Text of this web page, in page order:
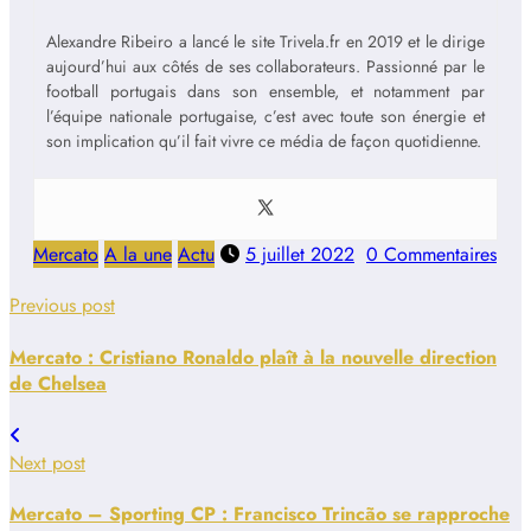
Alexandre Ribeiro a lancé le site Trivela.fr en 2019 et le dirige
aujourd’hui aux côtés de ses collaborateurs. Passionné par le
football portugais dans son ensemble, et notamment par
l’équipe nationale portugaise, c’est avec toute son énergie et
son implication qu’il fait vivre ce média de façon quotidienne.
Mercato A la une Actu 5 juillet 2022 0 Commentaires
Previous post
Mercato : Cristiano Ronaldo plaît à la nouvelle direction
de Chelsea
Next post
Mercato – Sporting CP : Francisco Trincão se rapproche